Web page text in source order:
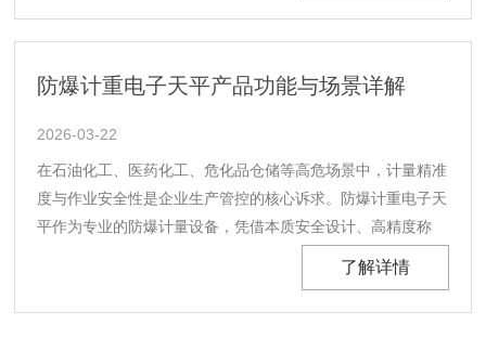
面，台面平整度偏差小于0.5mm/m，承载能力不低于最......
防爆计重电子天平产品功能与场景详解
2026-03-22
在石油化工、医药化工、危化品仓储等高危场景中，计量精准
度与作业安全性是企业生产管控的核心诉求。防爆计重电子天
平作为专业的防爆计量设备，凭借本质安全设计、高精度称
重、稳定耐用的核心优势，破解普通电子天平在易燃易爆环境
准计重，广泛应用于危化品配料、医药原料称量、防爆车
了解详情